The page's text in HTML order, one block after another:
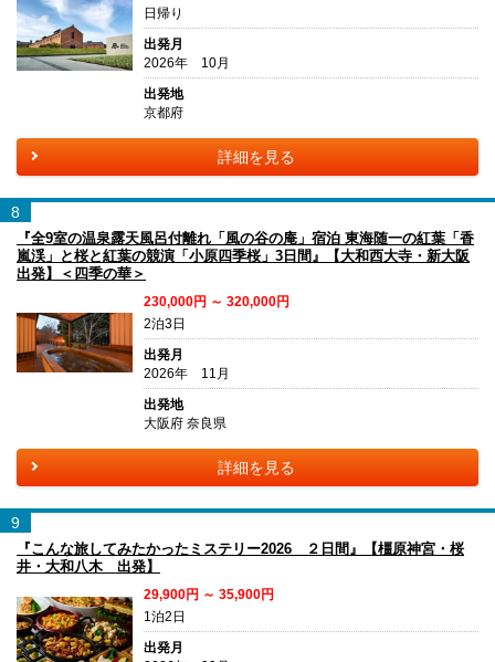
日帰り
出発月
2026年 10月
出発地
京都府
詳細を見る
8
『全9室の温泉露天風呂付離れ「風の谷の庵」宿泊 東海随一の紅葉「香
嵐渓」と桜と紅葉の競演「小原四季桜」3日間』【大和西大寺・新大阪
出発】＜四季の華＞
230,000円 ～ 320,000円
2泊3日
出発月
2026年 11月
出発地
大阪府 奈良県
詳細を見る
9
『こんな旅してみたかったミステリー2026 ２日間』【橿原神宮・桜
井・大和八木 出発】
29,900円 ～ 35,900円
1泊2日
出発月